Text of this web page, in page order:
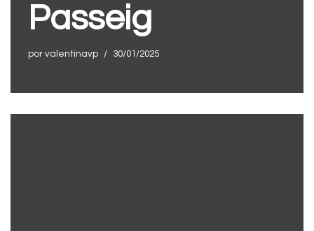
Passeig
por valentinavp 30/01/2025